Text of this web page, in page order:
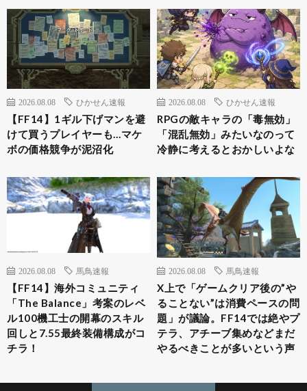
2026.08.08 ひかせん速報
【FF14】1ギル下げマンを避
けて買うプレイヤーも…マケ
ボの価格競争が泥沼化
2026.08.08 ひかせん速報
RPGの敵キャラの「毒無効」
「混乱無効」みたいなのって
冷静に考えるとおかしいよな
2026.08.08 馬鳥速報
【FF14】海外コミュニティ
「The Balance」考案のレベ
ル100機工士の開幕のスキル
回しと7.55最終装備構成がコ
チラ！
2026.08.08 馬鳥速報
X上で「ゲームクリア後の”や
ることない”は消費ペースの問
題」が議論。FF14では絶やプ
テラ、アチーブ集めなどまだ
やるべきことが多いという声